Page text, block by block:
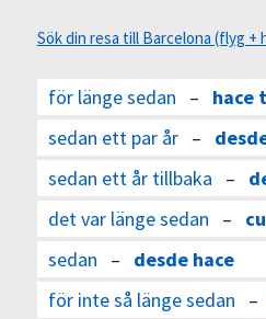
Sök din resa till Barcelona (flyg +
för länge sedan – hace
sedan ett par år–
sedan ett år tillbaka –
det var länge sedan –
sedan – desde hace
för inte så länge sedan –